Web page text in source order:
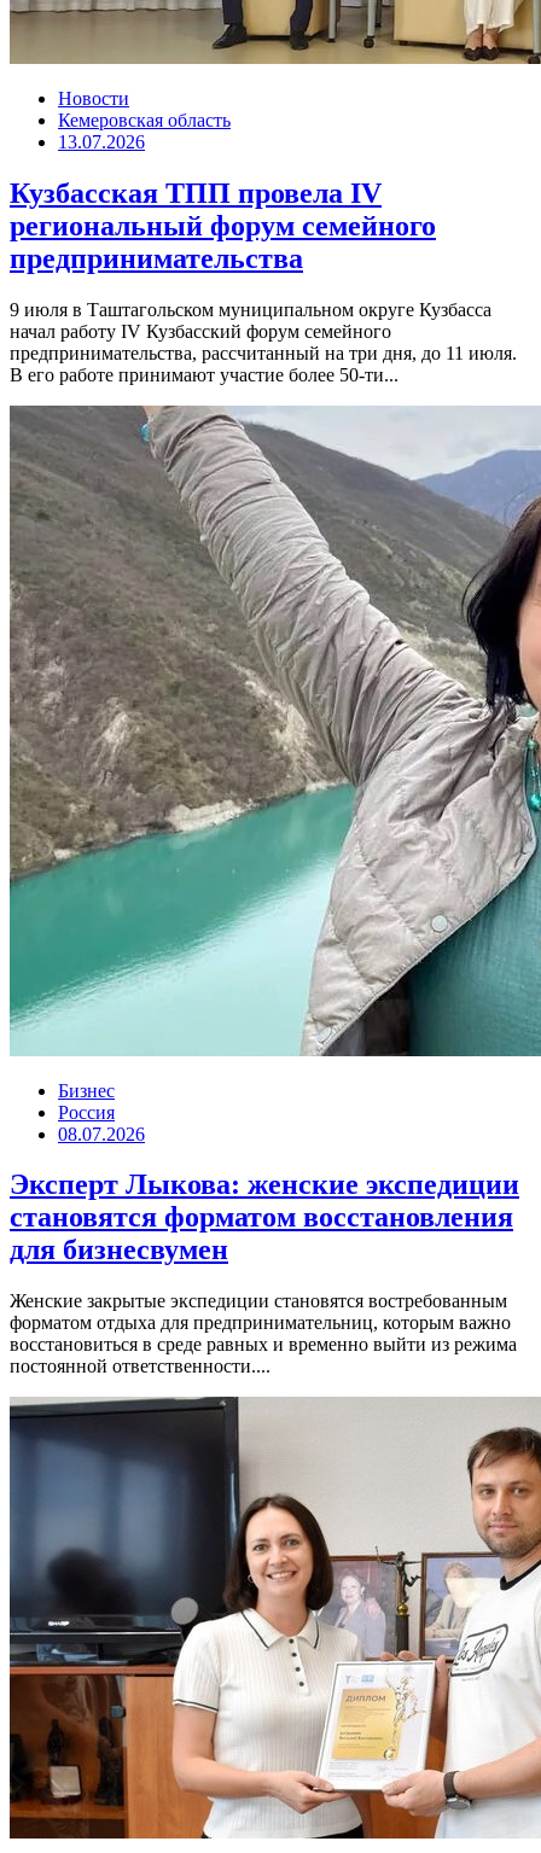
Новости
Кемеровская область
13.07.2026
Кузбасская ТПП провела IV
региональный форум семейного
предпринимательства
9 июля в Таштагольском муниципальном округе Кузбасса
начал работу IV Кузбасский форум семейного
предпринимательства, рассчитанный на три дня, до 11 июля.
В его работе принимают участие более 50-ти...
Бизнес
Россия
08.07.2026
Эксперт Лыкова: женские экспедиции
становятся форматом восстановления
для бизнесвумен
Женские закрытые экспедиции становятся востребованным
форматом отдыха для предпринимательниц, которым важно
восстановиться в среде равных и временно выйти из режима
постоянной ответственности....